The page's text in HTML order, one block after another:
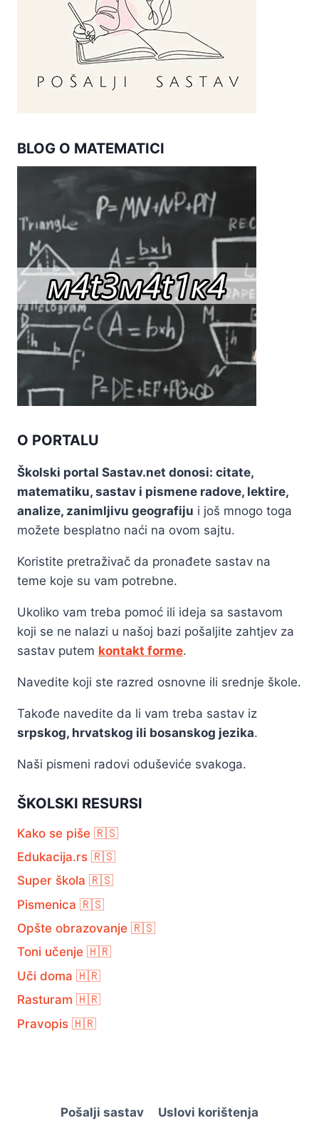
BLOG O MATEMATICI
O PORTALU
Školski portal Sastav.net donosi: citate,
matematiku, sastav i pismene radove, lektire,
analize, zanimljivu geografiju i još mnogo toga
možete besplatno naći na ovom sajtu.
Koristite pretraživač da pronađete sastav na
teme koje su vam potrebne.
Ukoliko vam treba pomoć ili ideja sa sastavom
koji se ne nalazi u našoj bazi pošaljite zahtjev za
sastav putem kontakt forme.
Navedite koji ste razred osnovne ili srednje škole.
Takođe navedite da li vam treba sastav iz
srpskog, hrvatskog ili bosanskog jezika.
Naši pismeni radovi oduševiće svakoga.
ŠKOLSKI RESURSI
Kako se piše 🇷🇸
Edukacija.rs 🇷🇸
Super škola 🇷🇸
Pismenica 🇷🇸
Opšte obrazovanje 🇷🇸
Toni učenje 🇭🇷
Uči doma 🇭🇷
Rasturam 🇭🇷
Pravopis 🇭🇷
Pošalji sastav Uslovi korištenja